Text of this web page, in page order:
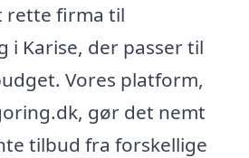
rette firma til
Karise, der passer til
Vores platform,
gør det nemt
tilbud fra forskellige